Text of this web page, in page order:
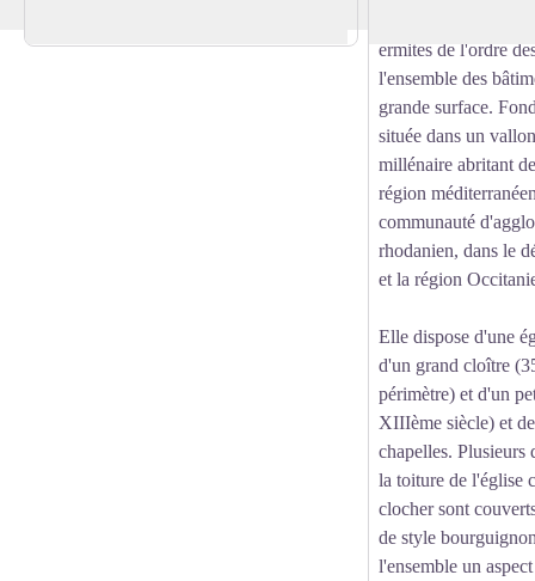
ermites de l'ordre
l'ensemble des
grande surface.
située dans un
millénaire abritant
région
communauté
rhodanien, dans le
et la région
Elle dispose d'une
d'un grand cloître
périmètre) et d'un
XIIIème siècle) et
chapelles. Plusieurs
la toiture de l'église
clocher sont
de style
l'ensemble un